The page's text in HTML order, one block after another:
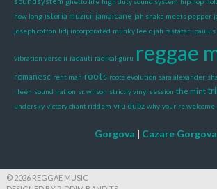
ghetto life high duty sound system hip hop
how long istoria muzicii jamaicane jah shaka meets pepper
joseph cotton lidj incorporated munky lee o jah rastafari
vibration verse ii radauti radikal guru reggae
romanesc rent man roots roots evolution sara alexander
i leen sound iration sr. wilson strictly vinyl session the mint
undersky victory chant riddem vru dubz why your're welcome
Gorgova | Cazare Gorgova
© 2026 REGGAE MUSIC